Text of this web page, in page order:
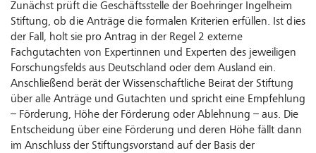
Zunächst prüft die Geschäftsstelle der Boehringer Ingelheim
Stiftung, ob die Anträge die formalen Kriterien erfüllen. Ist dies
der Fall, holt sie pro Antrag in der Regel 2 externe
Fachgutachten von Expertinnen und Experten des jeweiligen
Forschungsfelds aus Deutschland oder dem Ausland ein.
Anschließend berät der Wissenschaftliche Beirat der Stiftung
über alle Anträge und Gutachten und spricht eine Empfehlung
– Förderung, Höhe der Förderung oder Ablehnung – aus. Die
Entscheidung über eine Förderung und deren Höhe fällt dann
im Anschluss der Stiftungsvorstand auf der Basis der